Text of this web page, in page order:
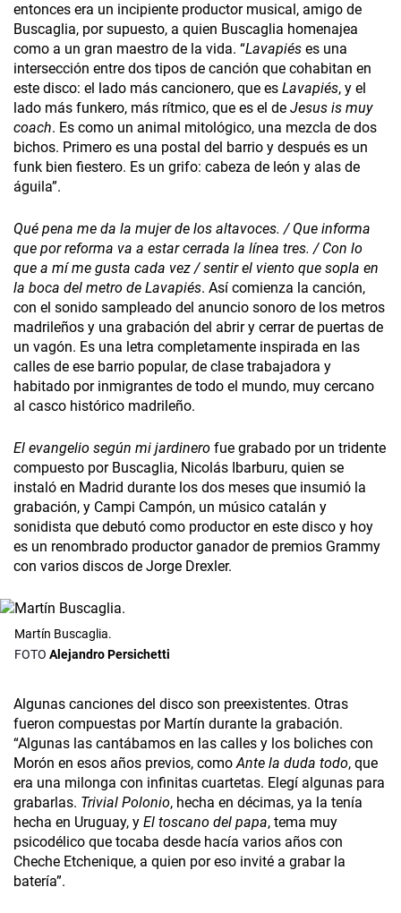
entonces era un incipiente productor musical, amigo de
Buscaglia, por supuesto, a quien Buscaglia homenajea
como a un gran maestro de la vida. “Lavapiés es una
intersección entre dos tipos de canción que cohabitan en
este disco: el lado más cancionero, que es Lavapiés, y el
lado más funkero, más rítmico, que es el de Jesus is muy
coach. Es como un animal mitológico, una mezcla de dos
bichos. Primero es una postal del barrio y después es un
funk bien fiestero. Es un grifo: cabeza de león y alas de
águila”.
Qué pena me da la mujer de los altavoces. / Que informa
que por reforma va a estar cerrada la línea tres. / Con lo
que a mí me gusta cada vez / sentir el viento que sopla en
la boca del metro de Lavapiés. Así comienza la canción,
con el sonido sampleado del anuncio sonoro de los metros
madrileños y una grabación del abrir y cerrar de puertas de
un vagón. Es una letra completamente inspirada en las
calles de ese barrio popular, de clase trabajadora y
habitado por inmigrantes de todo el mundo, muy cercano
al casco histórico madrileño.
El evangelio según mi jardinero fue grabado por un tridente
compuesto por Buscaglia, Nicolás Ibarburu, quien se
instaló en Madrid durante los dos meses que insumió la
grabación, y Campi Campón, un músico catalán y
sonidista que debutó como productor en este disco y hoy
es un renombrado productor ganador de premios Grammy
con varios discos de Jorge Drexler.
Martín Buscaglia.
Alejandro Persichetti
Algunas canciones del disco son preexistentes. Otras
fueron compuestas por Martín durante la grabación.
“Algunas las cantábamos en las calles y los boliches con
Morón en esos años previos, comoAnte la duda todo, que
era una milonga con infinitas cuartetas. Elegí algunas para
grabarlas. Trivial Polonio, hecha en décimas, ya la tenía
hecha en Uruguay, y El toscano del papa, tema muy
psicodélico que tocaba desde hacía varios años con
Cheche Etchenique, a quien por eso invité a grabar la
batería”.